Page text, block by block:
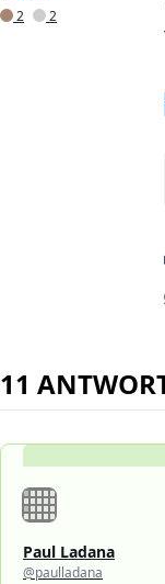
2
2
11
Paul Ladana
@paulladana